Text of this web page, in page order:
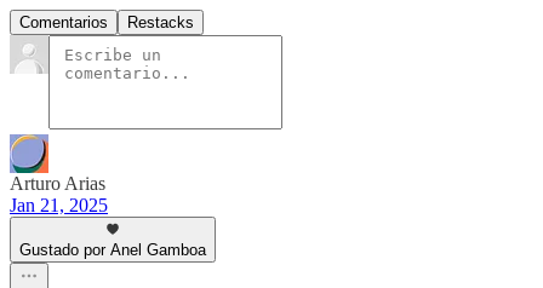
Comentarios Restacks
Arturo Arias
Jan 21, 2025
Gustado por Anel Gamboa